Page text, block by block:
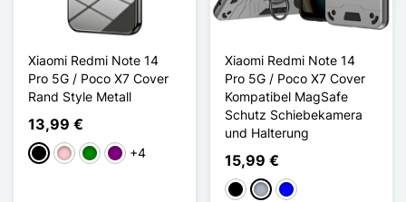
Xiaomi Redmi Note 14
Pro 5G / Poco X7 Cover
Rand Style Metall
13,99 €
Schwarz
PinkGrünViolett
+4
Xiaomi Redmi Note 14
Pro 5G / Poco X7 Cover
Kompatibel MagSafe
Schutz Schiebekamera
und Halterung
15,99 €
Schwarz
GrauBlau